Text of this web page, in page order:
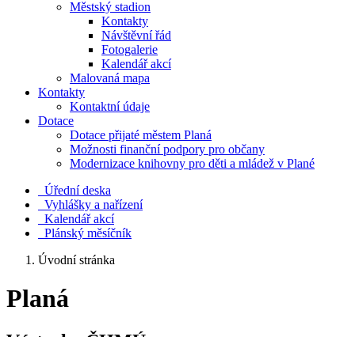
Městský stadion
Kontakty
Návštěvní řád
Fotogalerie
Kalendář akcí
Malovaná mapa
Kontakty
Kontaktní údaje
Dotace
Dotace přijaté městem Planá
Možnosti finanční podpory pro občany
Modernizace knihovny pro děti a mládež v Plané
Úřední deska
Vyhlášky a nařízení
Kalendář akcí
Plánský měsíčník
Úvodní stránka
Planá